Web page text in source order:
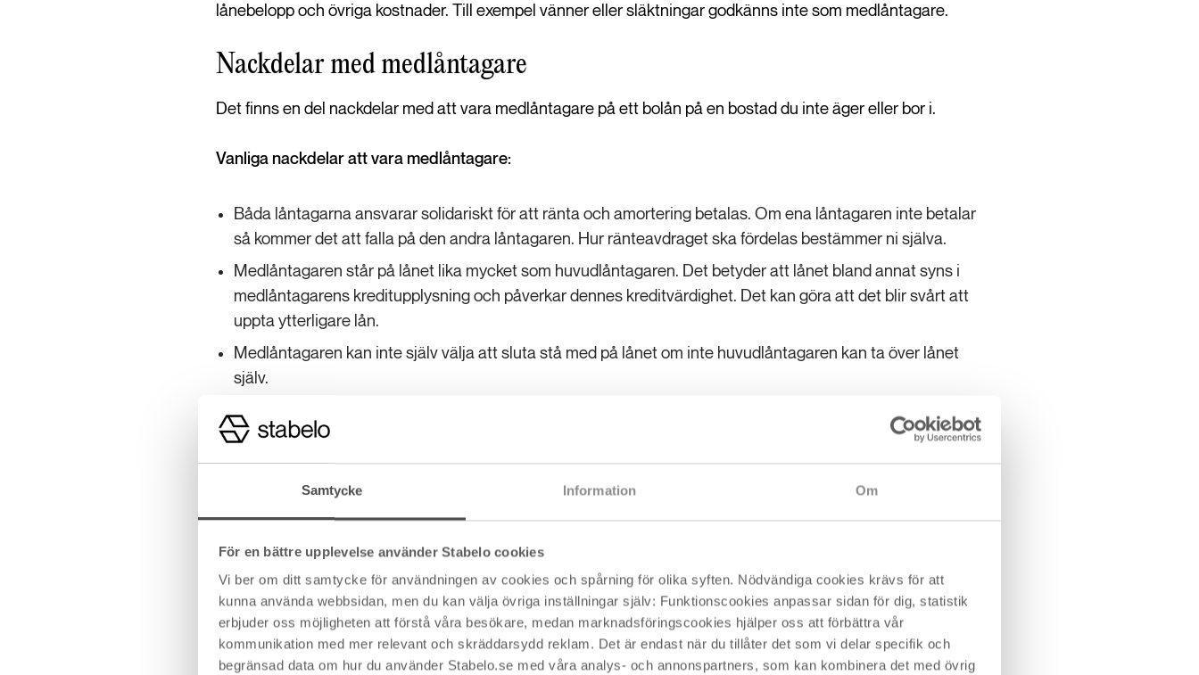
Samtycke Information Om
För en bättre upplevelse använder Stabelo cookies
Vi ber om ditt samtycke för användningen av cookies och spårning för olika syften. Nödvändiga cookies krävs för att
kunna använda webbsidan, men du kan välja övriga inställningar själv: Funktionscookies anpassar sidan för dig, statistik
erbjuder oss möjligheten att förstå våra besökare, medan marknadsföringscookies hjälper oss att förbättra vår
kommunikation med mer relevant och skräddarsydd reklam. Det är endast när du tillåter det som vi delar specifik och
begränsad data om hur du använder Stabelo.se med våra analys- och annonspartners, som kan kombinera det med övrig
lånebelopp och övriga kostnader. Till exempel vänner eller släktningar godkänns inte som medlåntagare.
Nackdelar med medlåntagare
Det finns en del nackdelar med att vara medlåntagare på ett bolån på en bostad du inte äger eller bor i.
Vanliga nackdelar att vara medlåntagare:
Båda låntagarna ansvarar solidariskt för att ränta och amortering betalas. Om ena låntagaren inte betalar
så kommer det att falla på den andra låntagaren. Hur ränteavdraget ska fördelas bestämmer ni själva.
Medlåntagaren står på lånet lika mycket som huvudlåntagaren. Det betyder att lånet bland annat syns i
medlåntagarens kreditupplysning och påverkar dennes kreditvärdighet. Det kan göra att det blir svårt att
uppta ytterligare lån.
Medlåntagaren kan inte själv välja att sluta stå med på lånet om inte huvudlåntagaren kan ta över lånet
själv.
Juridik och ägande av bostaden
Det är viktigt att tänka över hur ägandet av bostaden ska se ut, ska medlåntagaren även äga bostaden?
Vissa bostadsrättsföreningar har krav på hur ägandet ser ut. Ni behöver även se över vissa juridiska frågor.
När kan huvudlåntagaren ta över lånet själv? Vad behöver du som medlåntagare tänka på om du har flera
barn? För att reda ut dessa frågor är det bra att ta juridisk hjälp.
Vad är skillnaden mellan medlåntagare och borgensman?
Skillnaden mellan medlåntagare och borgensman är att medlåntagare står med på lånet och har samma
betalningsansvar för lånet som huvudlåntagaren medan borgensman innebär att man går i borgen för att